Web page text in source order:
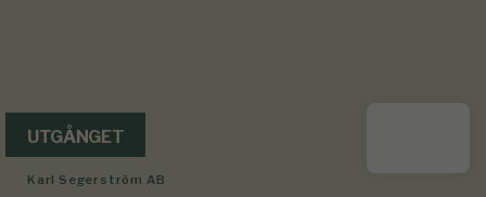
UTGÅNGET
Karl Segerström AB